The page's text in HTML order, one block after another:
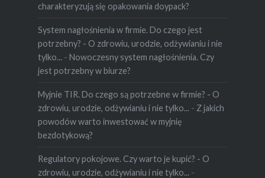
charakteryzują się opakowania doypack?
System nagłośnienia w firmie. Do czego jest
potrzebny? - O zdrowiu, urodzie, odżywianiu i nie
tylko... - Nowoczesny system nagłośnienia. Czy
jest potrzebny w biurze?
Myjnie TIR. Do czego są potrzebne w firmie? - O
zdrowiu, urodzie, odżywianiu i nie tylko... - Z jakich
powodów warto inwestować w myjnię
bezdotykową?
Regulatory pokojowe. Czy warto je kupić? - O
zdrowiu, urodzie, odżywianiu i nie tylko... -